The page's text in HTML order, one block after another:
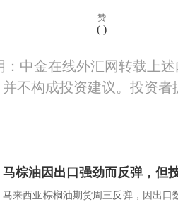
赞
( )
：中金在线外汇网转载上
不构成投资建议。投资
马来西亚棕榈油期货周三反弹，因出口